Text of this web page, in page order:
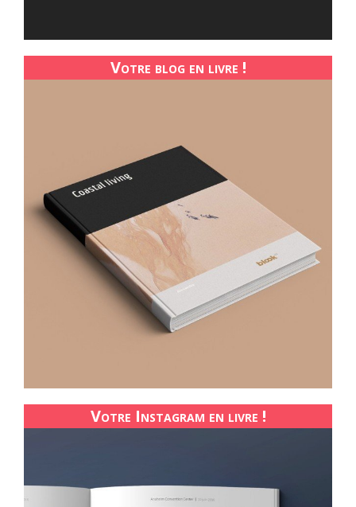
Votre blog en livre !
Votre Instagram en livre !